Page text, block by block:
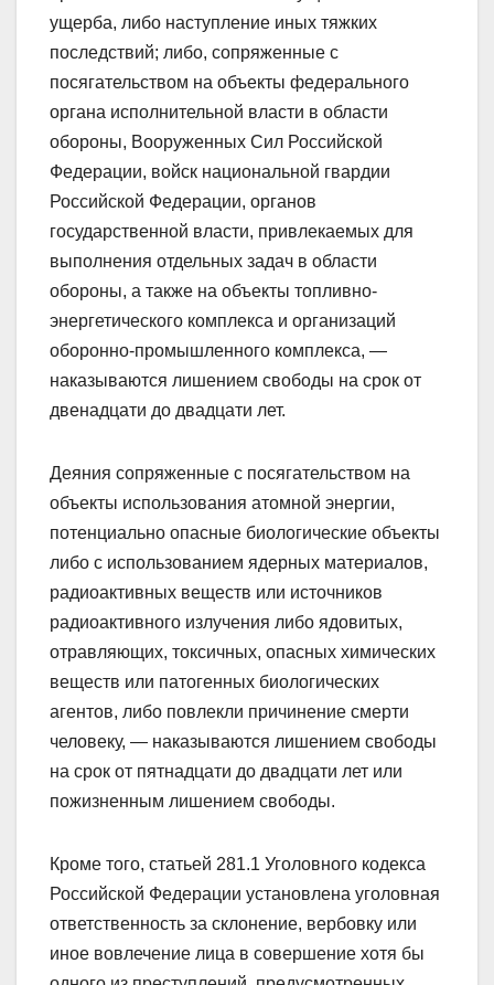
ущерба, либо наступление иных тяжких
последствий; либо, сопряженные с
посягательством на объекты федерального
органа исполнительной власти в области
обороны, Вооруженных Сил Российской
Федерации, войск национальной гвардии
Российской Федерации, органов
государственной власти, привлекаемых для
выполнения отдельных задач в области
обороны, а также на объекты топливно-
энергетического комплекса и организаций
оборонно-промышленного комплекса, —
наказываются лишением свободы на срок от
двенадцати до двадцати лет.
Деяния сопряженные с посягательством на
объекты использования атомной энергии,
потенциально опасные биологические объекты
либо с использованием ядерных материалов,
радиоактивных веществ или источников
радиоактивного излучения либо ядовитых,
отравляющих, токсичных, опасных химических
веществ или патогенных биологических
агентов, либо повлекли причинение смерти
человеку, — наказываются лишением свободы
на срок от пятнадцати до двадцати лет или
пожизненным лишением свободы.
Кроме того, статьей 281.1 Уголовного кодекса
Российской Федерации установлена уголовная
ответственность за склонение, вербовку или
иное вовлечение лица в совершение хотя бы